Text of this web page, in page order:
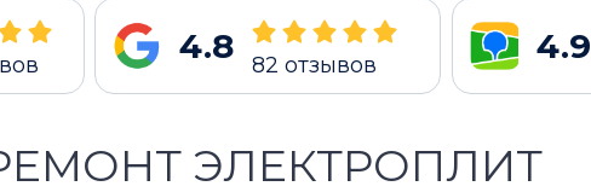
4.8 82 отзывов 4.9
ЭЛЕКТРОПЛИТ